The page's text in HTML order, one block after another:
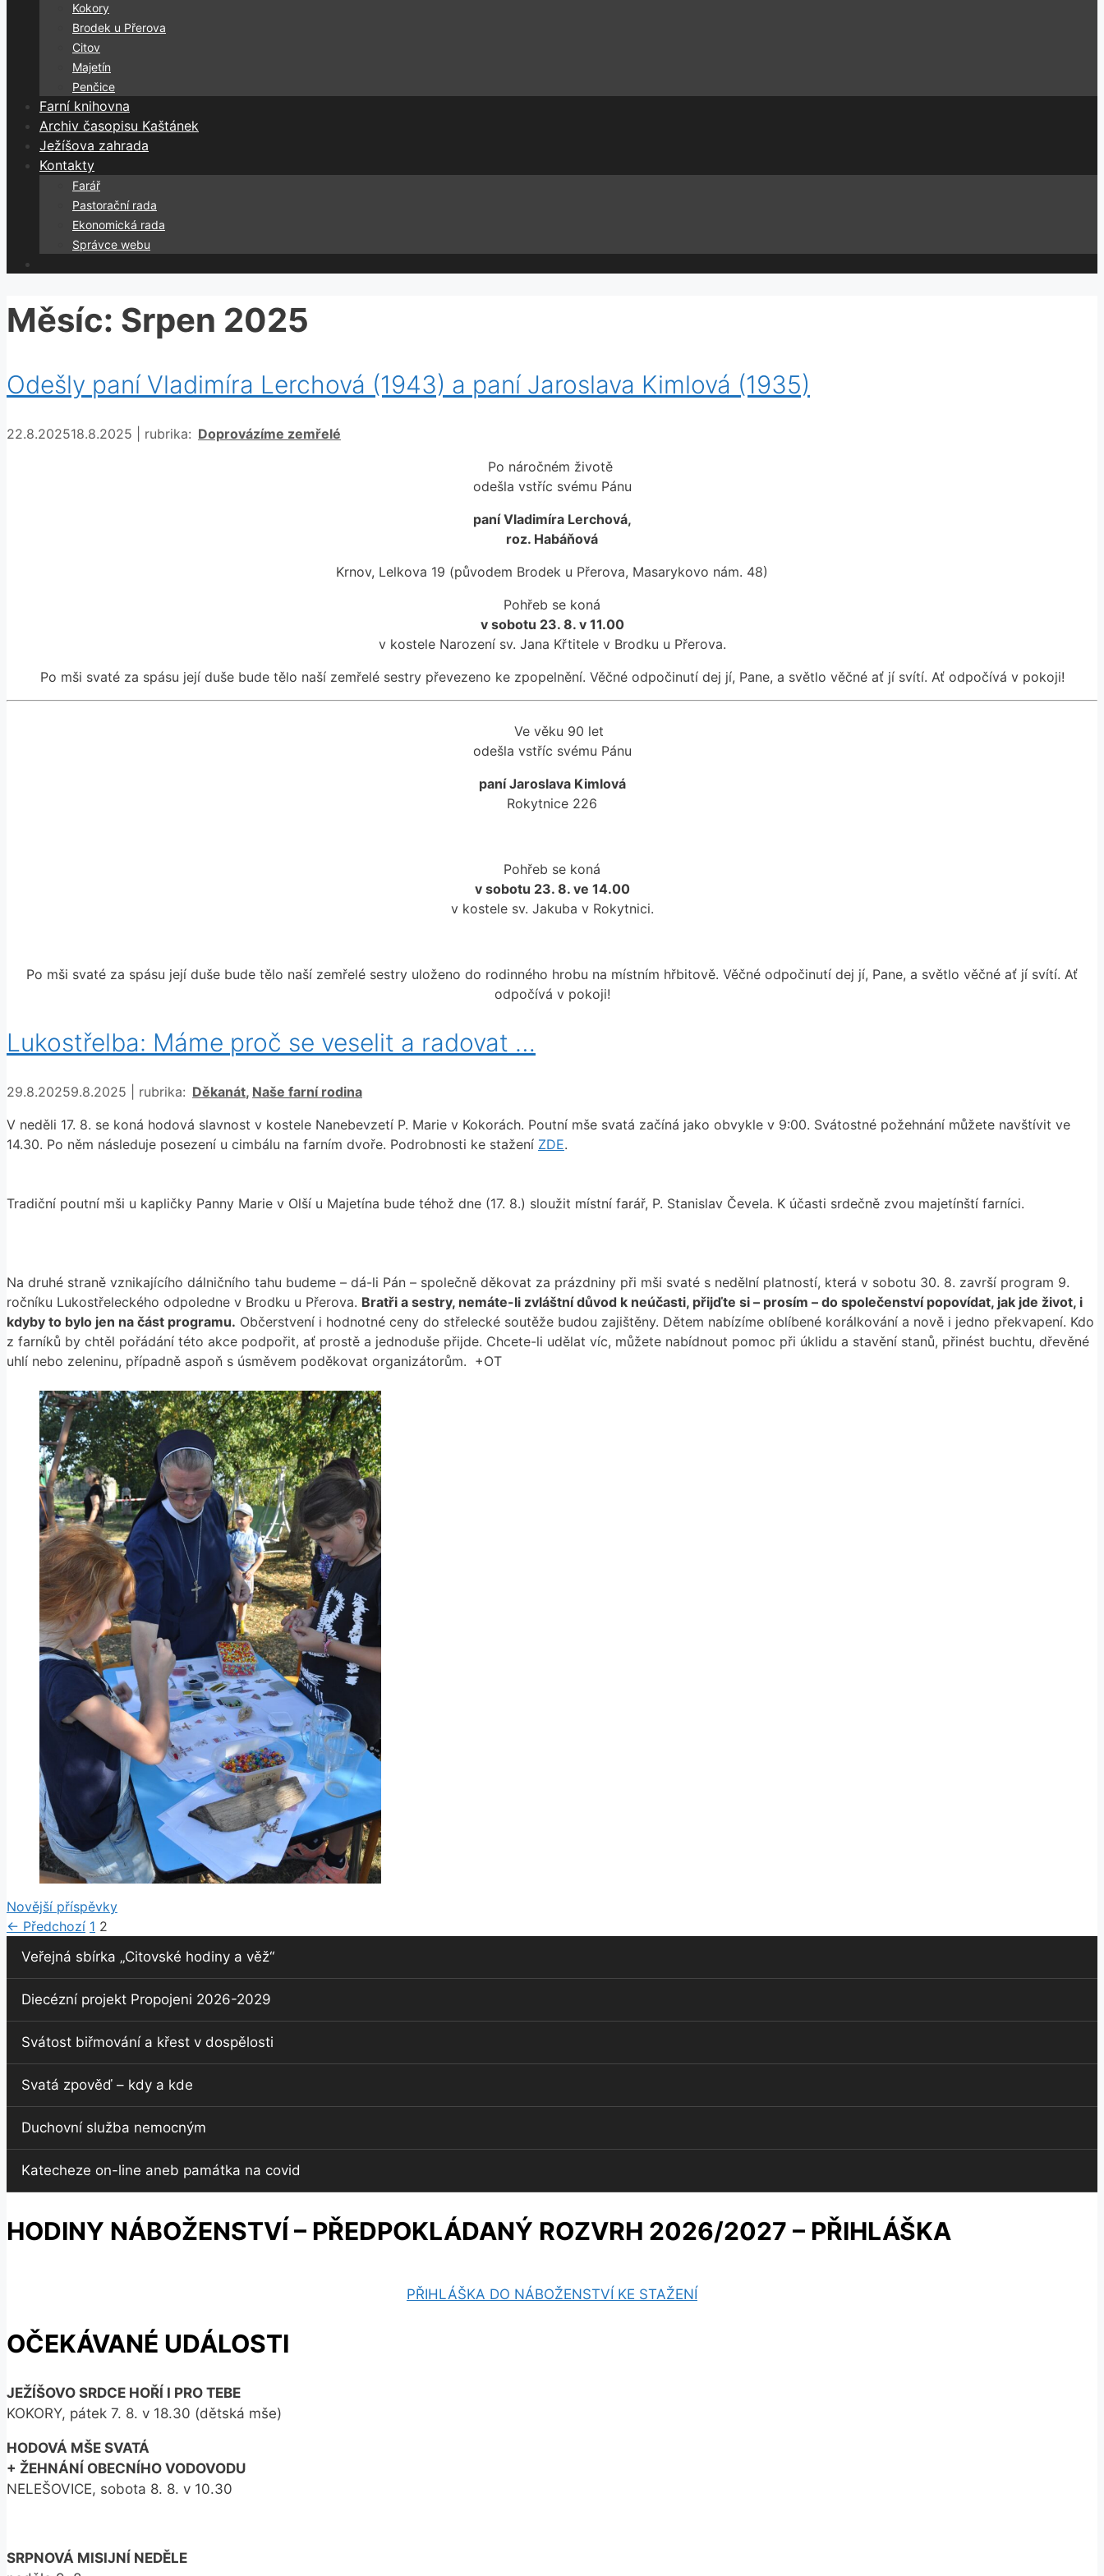
Kokory
Brodek u Přerova
Citov
Majetín
Penčice
Farní knihovna
Archiv časopisu Kaštánek
Ježíšova zahrada
Kontakty
Farář
Pastorační rada
Ekonomická rada
Správce webu
Měsíc: Srpen 2025
Odešly paní Vladimíra Lerchová (1943) a paní Jaroslava Kimlová (1935)
22.8.202518.8.2025 rubrika: Rubriky
Doprovázíme zemřelé
Po náročném životě
odešla vstříc svému Pánu
paní Vladimíra Lerchová,
roz. Habáňová
Krnov, Lelkova 19 (původem Brodek u Přerova, Masarykovo nám. 48)
Pohřeb se koná
v sobotu 23. 8. v 11.00
v kostele Narození sv. Jana Křtitele v Brodku u Přerova.
Po mši svaté za spásu její duše bude tělo naší zemřelé sestry převezeno ke zpopelnění. Věčné odpočinutí dej jí, Pane, a světlo věčné ať jí svítí. Ať odpočívá v pokoji!
Ve věku 90 let
odešla vstříc svému Pánu
paní Jaroslava Kimlová
Rokytnice 226
Pohřeb se koná
v sobotu 23. 8. ve 14.00
v kostele sv. Jakuba v Rokytnici.
Po mši svaté za spásu její duše bude tělo naší zemřelé sestry uloženo do rodinného hrobu na místním hřbitově. Věčné odpočinutí dej jí, Pane, a světlo věčné ať jí svítí. Ať
odpočívá v pokoji!
Lukostřelba: Máme proč se veselit a radovat …
29.8.20259.8.2025 rubrika: Rubriky
Děkanát, Naše farní rodina
V neděli 17. 8. se koná hodová slavnost v kostele Nanebevzetí P. Marie v Kokorách. Poutní mše svatá začíná jako obvykle v 9:00. Svátostné požehnání můžete navštívit ve
14.30. Po něm následuje posezení u cimbálu na farním dvoře. Podrobnosti ke stažení ZDE.
Tradiční poutní mši u kapličky Panny Marie v Olší u Majetína bude téhož dne (17. 8.) sloužit místní farář, P. Stanislav Čevela. K účasti srdečně zvou majetínští farníci.
Na druhé straně vznikajícího dálničního tahu budeme – dá-li Pán – společně děkovat za prázdniny při mši svaté s nedělní platností, která v sobotu 30. 8. završí program 9.
ročníku Lukostřeleckého odpoledne v Brodku u Přerova. Bratři a sestry, nemáte-li zvláštní důvod k neúčasti, přijďte si – prosím – do společenství popovídat, jak jde život, i
kdyby to bylo jen na část programu. Občerstvení i hodnotné ceny do střelecké soutěže budou zajištěny. Dětem nabízíme oblíbené korálkování a nově i jedno překvapení. Kdo
z farníků by chtěl pořádání této akce podpořit, ať prostě a jednoduše přijde. Chcete-li udělat víc, můžete nabídnout pomoc při úklidu a stavění stanů, přinést buchtu, dřevěné
uhlí nebo zeleninu, případně aspoň s úsměvem poděkovat organizátorům. +OT
Novější příspěvky
← Předchozí Stránka
1 Stránka
2
Veřejná sbírka „Citovské hodiny a věž“
Diecézní projekt Propojeni 2026-2029
Svátost biřmování a křest v dospělosti
Svatá zpověď – kdy a kde
Duchovní služba nemocným
Katecheze on-line aneb památka na covid
HODINY NÁBOŽENSTVÍ – PŘEDPOKLÁDANÝ ROZVRH 2026/2027 – PŘIHLÁŠKA
PŘIHLÁŠKA DO NÁBOŽENSTVÍ KE STAŽENÍ
OČEKÁVANÉ UDÁLOSTI
JEŽÍŠOVO SRDCE HOŘÍ I PRO TEBE
KOKORY, pátek 7. 8. v 18.30 (dětská mše)
HODOVÁ MŠE SVATÁ
+ ŽEHNÁNÍ OBECNÍHO VODOVODU
NELEŠOVICE, sobota 8. 8. v 10.30
SRPNOVÁ MISIJNÍ NEDĚLE